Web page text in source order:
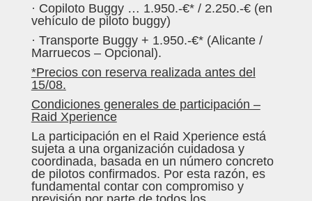
· Copiloto Buggy … 1.950.-€* / 2.250.-€ (en
vehículo de piloto buggy)
· Transporte Buggy + 1.950.-€* (Alicante /
Marruecos – Opcional).
*Precios con reserva realizada antes del
15/08.
Condiciones generales de participación –
Raid Xperience
La participación en el Raid Xperience está
sujeta a una organización cuidadosa y
coordinada, basada en un número concreto
de pilotos confirmados. Por esta razón, es
fundamental contar con compromiso y